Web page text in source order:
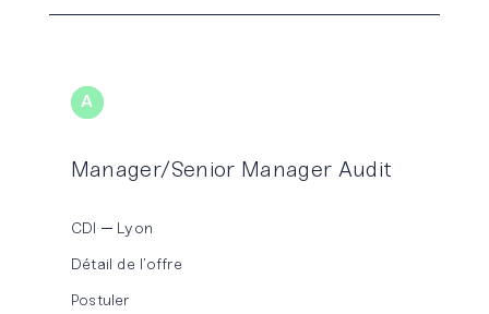
A UDIT
Manager/Senior Manager Audit
CDI Lyon
Détail de l’offre
Postuler